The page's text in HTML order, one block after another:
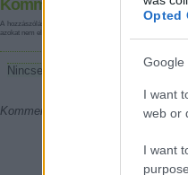
Opted
Google
I want
web or
I want
Kommentek:
A hozzászólások a értelmében
azokat nem ellenőrzi. Kifogás esetén forduljon a blog
Nincsenek hozzászólások.
Kommentezéshez , vagy